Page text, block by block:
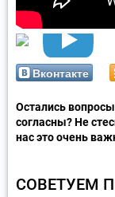
Вконтакте
Остались
согласны? Не
нас это очень
СОВЕТУЕМ